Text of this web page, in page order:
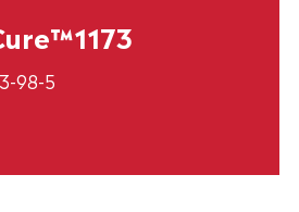
98-5